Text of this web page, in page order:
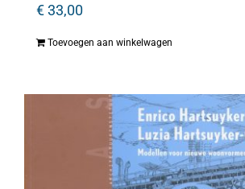
€33,00
Toevoegen aan winkelwagen